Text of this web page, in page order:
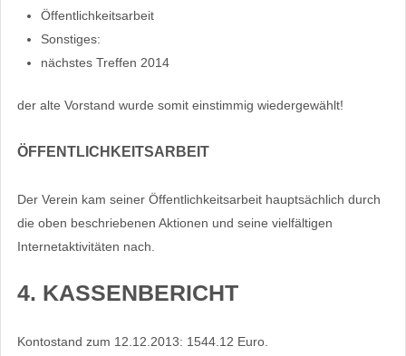
Öffentlichkeitsarbeit
Sonstiges:
nächstes Treffen 2014
der alte Vorstand wurde somit einstimmig wiedergewählt!
ÖFFENTLICHKEITSARBEIT
Der Verein kam seiner Öffentlichkeitsarbeit hauptsächlich durch
die oben beschriebenen Aktionen und seine vielfältigen
Internetaktivitäten nach.
4. KASSENBERICHT
Kontostand zum 12.12.2013: 1544.12 Euro.